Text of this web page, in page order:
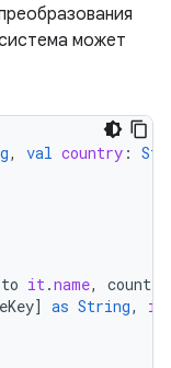
может
, val country :
to it .name,
] as String, it